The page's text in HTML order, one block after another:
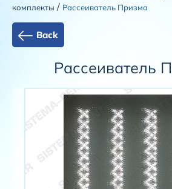
комплекты / Рассеиватель Призма
Back
Рассеиватель